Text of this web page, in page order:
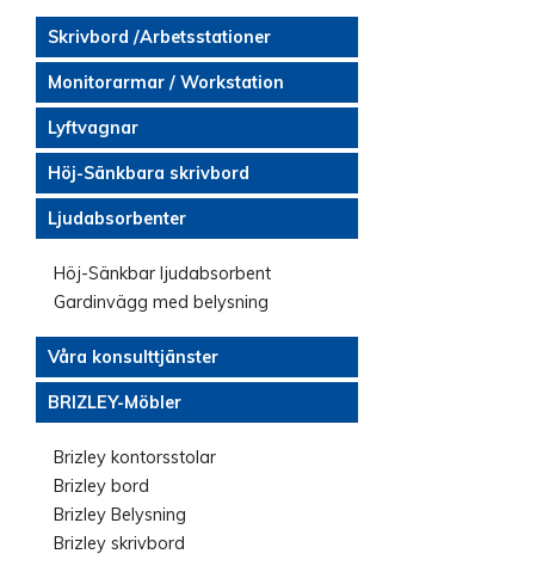
Skrivbord /Arbetsstationer
Monitorarmar / Workstation
Lyftvagnar
Höj-Sänkbara skrivbord
Ljudabsorbenter
Höj-Sänkbar ljudabsorbent
Gardinvägg med belysning
Våra konsulttjänster
BRIZLEY-Möbler
Brizley kontorsstolar
Brizley bord
Brizley Belysning
Brizley skrivbord